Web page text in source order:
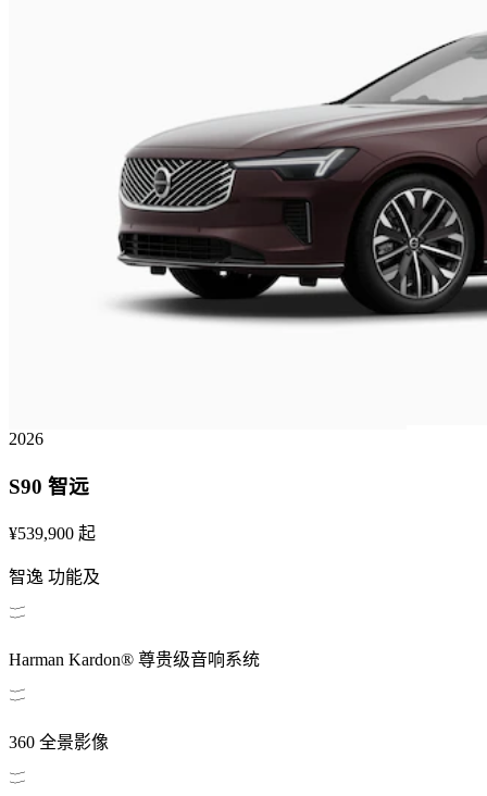
2026
S90 智远
¥539,900 起
智逸 功能及
Harman Kardon® 尊贵级音响系统
360 全景影像